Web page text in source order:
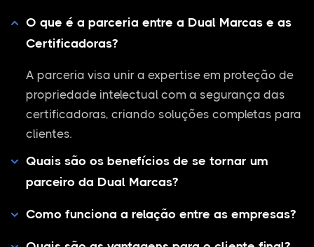
O que é a parceria entre a Dual Marcas e as
Certificadoras?
A parceria visa unir a expertise em proteção de
propriedade intelectual com a segurança das
certificadoras, criando soluções completas para
clientes.
Quais são os benefícios de se tornar um
parceiro da Dual Marcas?
Como funciona a relação entre as empresas?